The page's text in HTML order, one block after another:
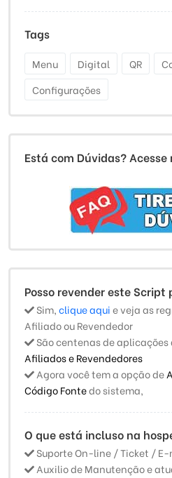
Tags
Menu Digital QR
Configurações
Está com Dúvidas? Acesse
Posso revender este
Sim,clique aquie veja as
Afiliado ou Revendedor
São centenas de
Afiliados e Revendedores
Agora você tem a opção de
Código Fontedo sistema,
O que está incluso na
Suporte On-line / Ticket /
Auxilio de Manutenção e